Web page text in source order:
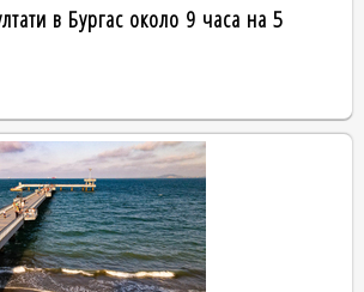
в Бургас около 9 часа на 5